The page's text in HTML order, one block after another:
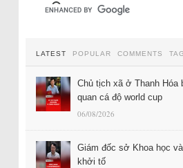
LATEST POPULAR COMMENTS
Chủ tịch xã ở Thanh Hóa
quan cá độ world cup
06/08/2026
Giám đốc sở Khoa học
khởi tố